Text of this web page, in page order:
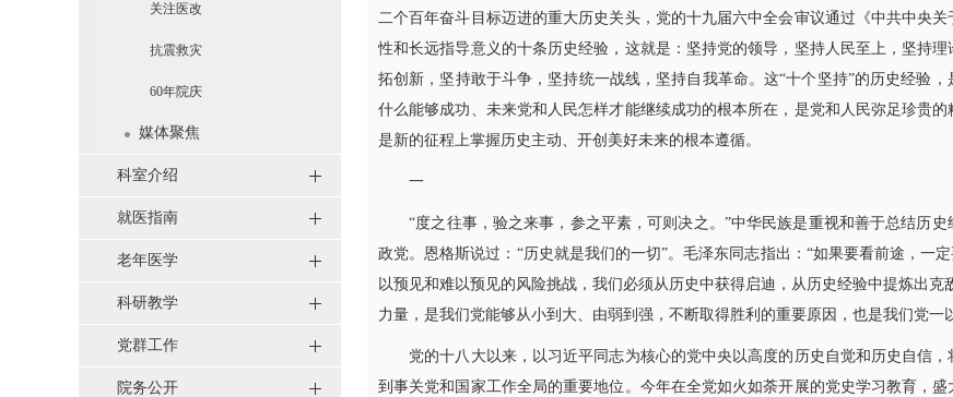
关注医改
抗震救灾
60年院庆
媒体聚焦
科室介绍
就医指南
老年医学
科研教学
党群工作
院务公开
二个百年奋斗目标迈进的重大历史关头，党的十九届六中全会审议通过《中共中央
性和长远指导意义的十条历史经验，这就是：坚持党的领导，坚持人民至上，坚持
拓创新，坚持敢于斗争，坚持统一战线，坚持自我革命。这“十个坚持”的历史经验
什么能够成功、未来党和人民怎样才能继续成功的根本所在，是党和人民弥足珍贵
是新的征程上掌握历史主动、开创美好未来的根本遵循。
一
“度之往事，验之来事，参之平素，可则决之。”中华民族是重视和善于总结历史
政党。恩格斯说过：“历史就是我们的一切”。毛泽东同志指出：“如果要看前途，一
以预见和难以预见的风险挑战，我们必须从历史中获得启迪，从历史经验中提炼出
力量，是我们党能够从小到大、由弱到强，不断取得胜利的重要原因，也是我们党一
党的十八大以来，以习近平同志为核心的党中央以高度的历史自觉和历史自信，
到事关党和国家工作全局的重要地位。今年在全党如火如荼开展的党史学习教育，